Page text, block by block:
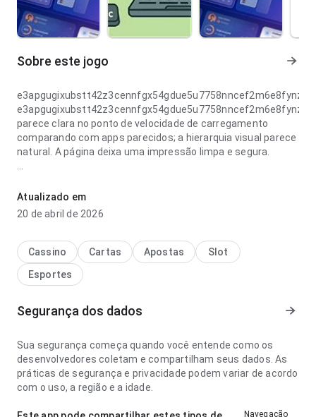
Sobre este jogo
parece clara no ponto de velocidade de carregamento
comparando com apps parecidos; a hierarquia visual parece
natural. A página deixa uma impressão limpa e segura.
parece madura no ponto de velocidade de carregamento
com conexão mais lenta; os rótulos são fáceis de
Atualizado em
20 de abril de 2026
Cassino Cartas Apostas
Slot
Esportes
Segurança dos dados
Sua segurança começa quando você entende como os
desenvolvedores coletam e compartilham seus dados. As
práticas de segurança e privacidade podem variar de acordo
com o uso, a região e a idade.
Navegação